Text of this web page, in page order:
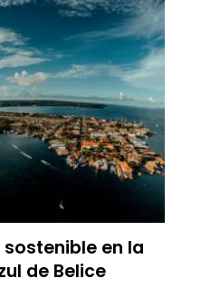
en la
de Belice